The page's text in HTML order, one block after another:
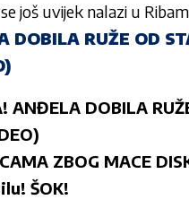
još uvijek nalazi u
DOBILA RUŽE OD
ANĐELA DOBILA
ZBOG MACE
ŠOK!